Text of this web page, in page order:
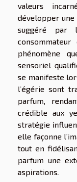
valeurs
développer une
suggéré par
phénomène
sensoriel
se manifeste
l’égérie sont
parfum,
crédible aux
stratégie
elle façonne
tout en
parfum une
aspirations.